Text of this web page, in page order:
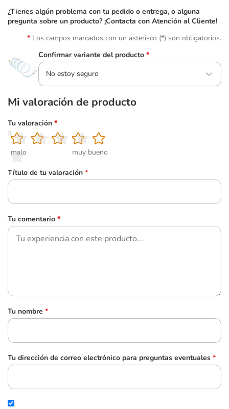
¿Tienes algún problema con tu pedido o entrega, o alguna
pregunta sobre un producto? ¡Contacta con Atención al Cliente!
Los campos marcados con un asterisco (*) son obligatorios.
Confirmar variante del producto *
No estoy seguro
Mi valoración de producto
Tu valoración *
1
malo
2
3
4
5
muy bueno
Título de tu valoración *
Tu comentario *
Tu nombre *
Tu dirección de correo electrónico para preguntas eventuales *